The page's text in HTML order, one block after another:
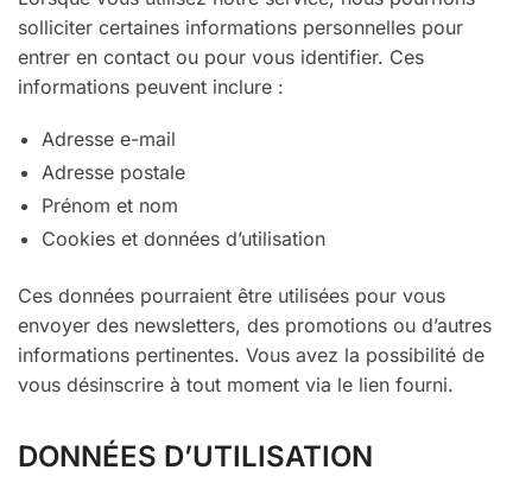
solliciter certaines informations personnelles pour
entrer en contact ou pour vous identifier. Ces
informations peuvent inclure :
Adresse e-mail
Adresse postale
Prénom et nom
Cookies et données d’utilisation
Ces données pourraient être utilisées pour vous
envoyer des newsletters, des promotions ou d’autres
informations pertinentes. Vous avez la possibilité de
vous désinscrire à tout moment via le lien fourni.
DONNÉES D’UTILISATION